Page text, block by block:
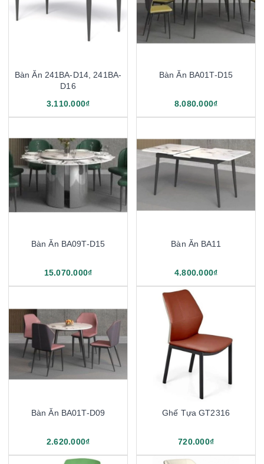
Bàn Ăn 241BA-D14, 241BA-
D16
3.110.000₫
Bàn Ăn BA01T-D15
8.080.000₫
Bàn Ăn BA09T-D15
15.070.000₫
Bàn Ăn BA11
4.800.000₫
Bàn Ăn BA01T-D09
2.620.000₫
Ghế Tựa GT2316
720.000₫